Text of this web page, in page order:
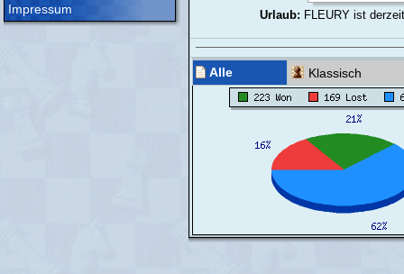
Impressum
Urlaub: FLEURY ist
Alle Klassisch